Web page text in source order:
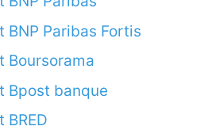
BNP Paribas Fortis
Boursorama
Bpost banque
BRED